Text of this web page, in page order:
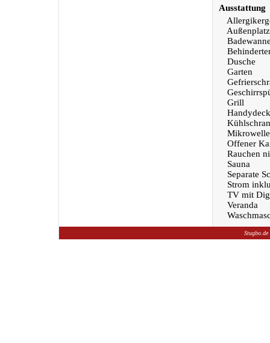
Ausstattung
Dusche
Garten
Grill
Mikrowelle
Offener
Rauchen
Sauna
Separate
Strom
TV mit
Veranda